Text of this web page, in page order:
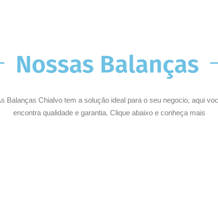
Nossas Balanças
Balanças Chialvo tem a solução ideal para o seu negocio, aqui
encontra qualidade e garantia. Clique abaixo e conheça mais